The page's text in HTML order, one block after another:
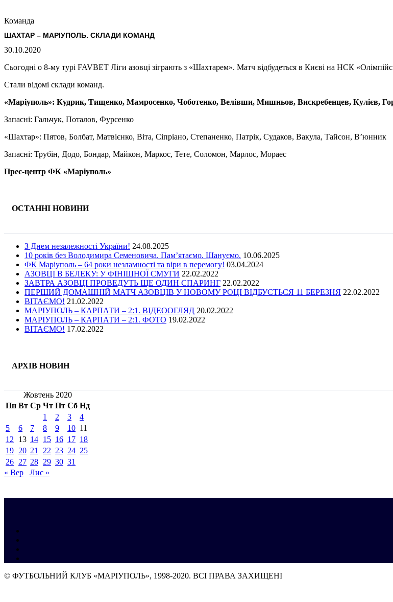
Команда
ШАХТАР – МАРІУПОЛЬ. CКЛАДИ КОМАНД
30.10.2020
Сьогодні о 8-му турі FAVBET Ліги азовці зіграють з «Шахтарем». Матч відбудеться в Києві на НСК
Стали відомі склади команд.
«Маріуполь»: Кудрик, Тищенко, Мамросенко, Чоботенко, Велівши, Мишньов, Вискребенцев, Кулієв,
Запасні: Гальчук, Поталов, Фурсенко
«Шахтар»: Пятов, Болбат, Матвієнко, Віта, Сіпріано, Степаненко, Патрік, Судаков, Вакула, Тайсон, В’юнник
Запасні: Трубін, Додо, Бондар, Майкон, Маркос, Тете, Соломон, Марлос, Мораес
Прес-центр ФК «Маріуполь»
ОСТАННІ НОВИНИ
З Днем незалежності України! 24.08.2025
10 років без Володимира Семеновича. Пам’ятаємо. Шануємо. 10.06.2025
ФК Маріуполь – 64 роки незламності та віри в перемогу! 03.04.2024
АЗОВЦІ В БЕЛЕКУ: У ФІНІШНОЇ СМУГИ 22.02.2022
ЗАВТРА АЗОВЦІ ПРОВЕДУТЬ ЩЕ ОДИН СПАРИНГ 22.02.2022
ПЕРШИЙ ДОМАШНІЙ МАТЧ АЗОВЦІВ У НОВОМУ РОЦІ ВІДБУЄТЬСЯ 11 БЕРЕЗНЯ 22.02.2022
ВІТАЄМО! 21.02.2022
МАРІУПОЛЬ – КАРПАТИ – 2:1. ВІДЕООГЛЯД 20.02.2022
МАРІУПОЛЬ – КАРПАТИ – 2:1. ФОТО 19.02.2022
ВІТАЄМО! 17.02.2022
АРХІВ НОВИН
Жовтень 2020
Пн Вт Ср Чт Пт Сб Нд
1
2 3
4
5
6 7 8 9 10 11
12
13 14 15 16 17 18
19 20 21 22 23 24 25
26 27 28 29 30 31
« Вер
Лис »
© ФУТБОЛЬНИЙ КЛУБ «МАРІУПОЛЬ», 1998-2020. ВСІ ПРАВА ЗАХИЩЕНІ